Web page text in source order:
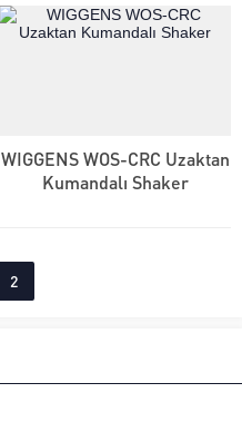
WIGGENS WOS-CRC Uzaktan
Kumandalı Shaker
2